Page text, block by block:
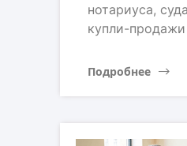
нотариуса,
купли-продажи
Подробнее